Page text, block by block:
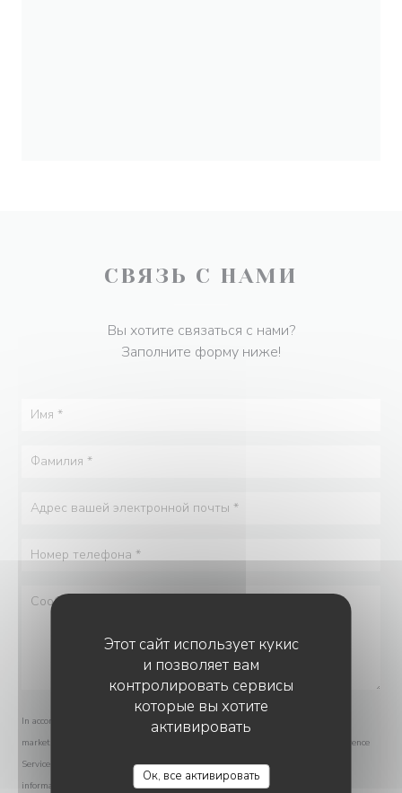
Этот сайт использует кукис
и позволяет вам
контролировать сервисы
которые вы хотите
активировать
Ок, все активировать
СВЯЗЬ С НАМИ
Вы хотите связаться с нами?
Заполните форму ниже!
In accordance with data protection regulations, you have the right to opt out of
marketing communications. UK residents can register with the Telephone Preference
Service at
. US residents can register atdonotcall.gov
information about how we process your data, please see ourprivacy policy